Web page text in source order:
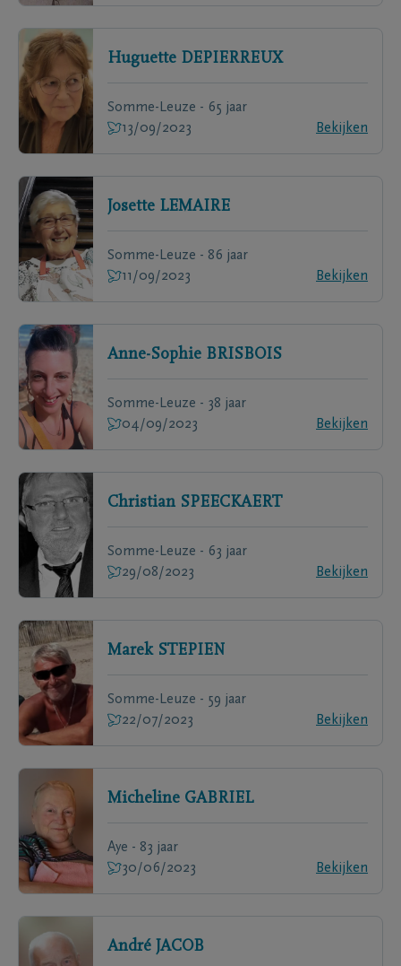
Huguette DEPIERREUX
Somme-Leuze - 65 jaar
13/09/2023
Bekijken
Josette LEMAIRE
Somme-Leuze - 86 jaar
11/09/2023
Bekijken
Anne-Sophie BRISBOIS
Somme-Leuze - 38 jaar
04/09/2023
Bekijken
Christian SPEECKAERT
Somme-Leuze - 63 jaar
29/08/2023
Bekijken
Marek STEPIEN
Somme-Leuze - 59 jaar
22/07/2023
Bekijken
Micheline GABRIEL
Aye - 83 jaar
30/06/2023
Bekijken
André JACOB